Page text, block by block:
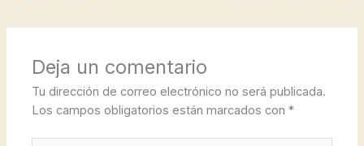
Deja un comentario
Tu dirección de correo electrónico no será publicada.
Los campos obligatorios están marcados con*